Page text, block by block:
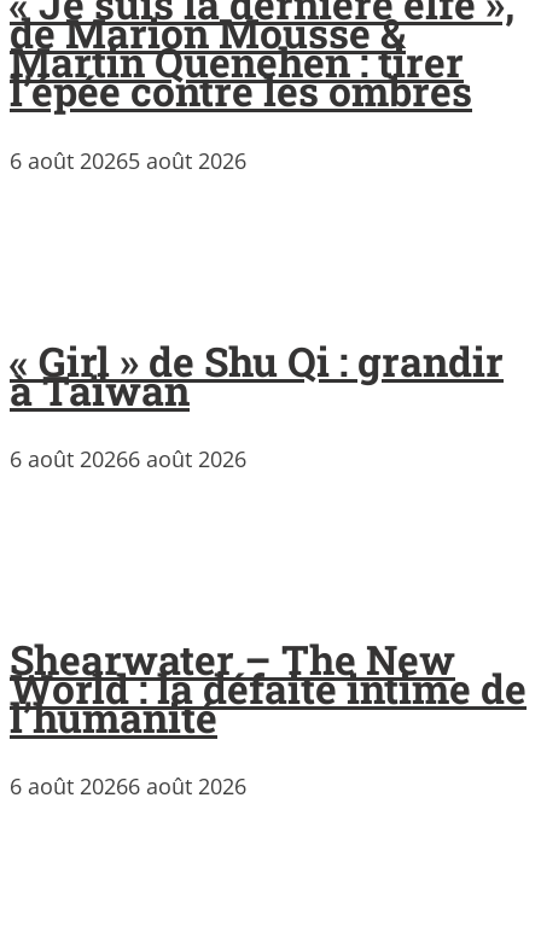
de Marion Mousse &
Martin Quenehen : tirer
l’épée contre les ombres
6 août 20265 août 2026
« Girl » de Shu Qi : grandir
à Taïwan
6 août 20266 août 2026
Shearwater – The New
World : la défaite intime de
l’humanité
6 août 20266 août 2026